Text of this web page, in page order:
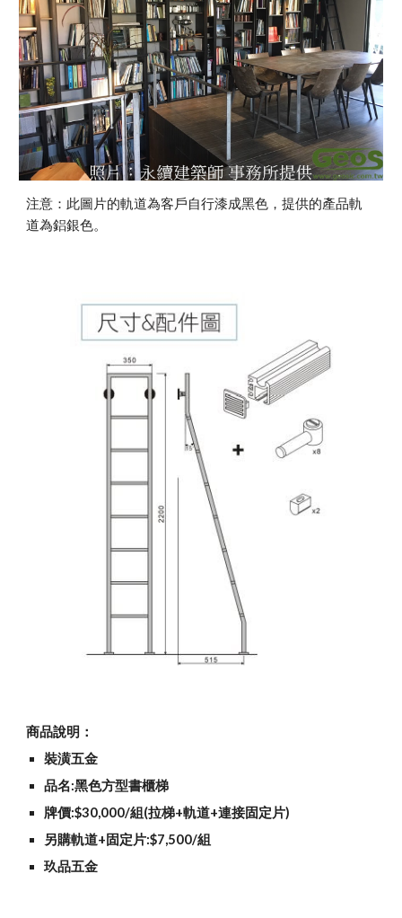
注意：此圖片的軌道為客戶自行漆成黑色，提供的產品軌
道為鋁銀色。
商品說明：
裝潢五金
品名:黑色方型書櫃梯
牌價:$30,000/組(拉梯+軌道+連接固定片)
另購軌道+固定片:$7,500/組
玖品五金